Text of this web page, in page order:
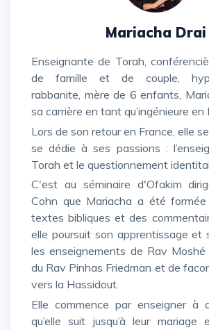
Mariacha Drai
Enseignante de Torah, conférencière, thérapeute
de famille et de couple,
rabbanite, mère de 6 enfants,
sa carrière en tant qu’ingénieure en
Lors de son retour en France, elle se reconvertit et
se dédie à ses passions :
Torah et le questionnement
C'est au séminaire d'Ofakim dirigé par le Rav
Cohn que Mariacha a été
textes bibliques et des
elle poursuit son apprentissage et
les enseignements de Rav
du Rav Pinhas Friedman et de
vers la Hassidout.
Elle commence par enseigner à des lycéennes
qu’elle suit jusqu’à leur mariage